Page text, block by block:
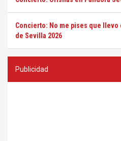
Concierto: No me pises que
de Sevilla 2026
Publicidad